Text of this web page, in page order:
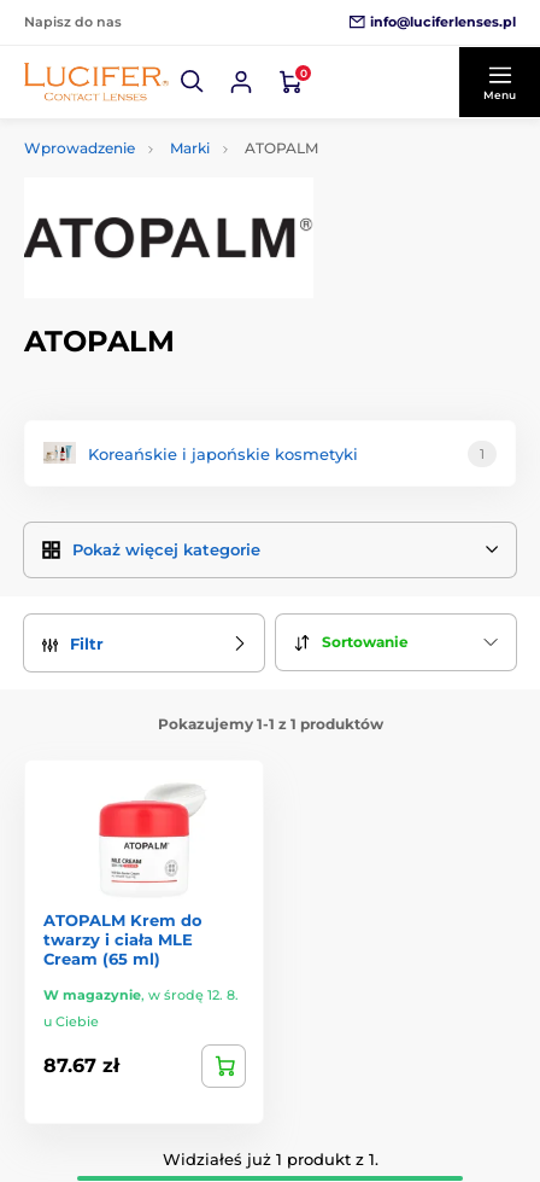
Napisz do nas info@luciferlenses.pl
0
Menu
Wprowadzenie Marki ATOPALM
ATOPALM
Koreańskie i japońskie kosmetyki 1
Pokaż więcej kategorie
Filtr Sortowanie
Pokazujemy 1-1 z 1 produktów
ATOPALM Krem do
twarzy i ciała MLE
Cream (65 ml)
W magazynie, w środę 12. 8.
u Ciebie
87.67 zł
Widziałeś już 1 produkt z 1.